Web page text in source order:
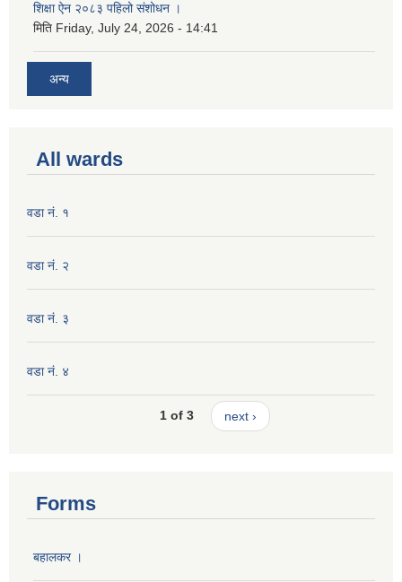
शिक्षा ऐन २०८३ पहिलो संशोधन ।
मिति Friday, July 24, 2026 - 14:41
अन्य
All wards
वडा नं. १
वडा नं. २
वडा नं. ३
वडा नं. ४
1 of 3 next ›
Forms
बहालकर ।